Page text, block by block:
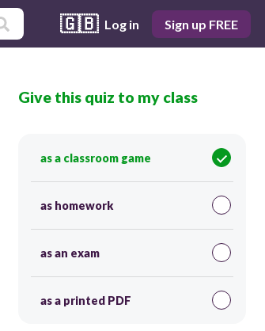
🇬🇧 Log in Sign up FREE
Score 0
30
My name is ...
Give this quiz to my class
as a classroom game
as homework
as an exam
as a printed PDF